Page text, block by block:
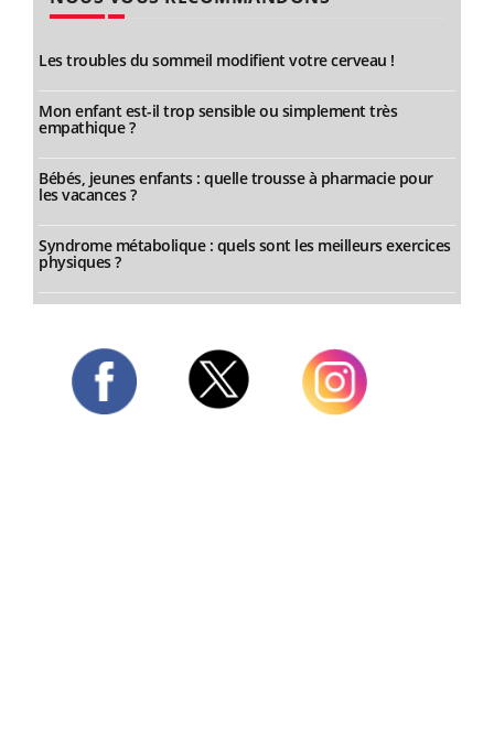
Les troubles du sommeil modifient votre cerveau !
Mon enfant est-il trop sensible ou simplement très
empathique ?
Bébés, jeunes enfants : quelle trousse à pharmacie pour
les vacances ?
Syndrome métabolique : quels sont les meilleurs exercices
physiques ?